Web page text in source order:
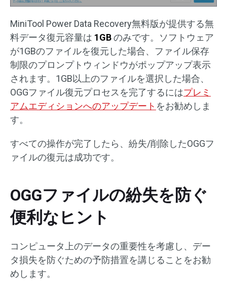
MiniTool Power Data Recovery無料版が提供する無
料データ復元容量は 1GBのみです。ソフトウェア
が1GBのファイルを復元した場合、ファイル保存
制限のプロンプトウィンドウがポップアップ表示
されます。1GB以上のファイルを選択した場合、
OGGファイル復元プロセスを完了するにはプレミ
アムエディションへのアップデート をお勧めしま
す。
すべての操作が完了したら、紛失/削除したOGGフ
ァイルの復元は成功です。
OGGファイルの紛失を防ぐ
便利なヒント
コンピュータ上のデータの重要性を考慮し、デー
タ損失を防ぐための予防措置を講じることをお勧
めします。